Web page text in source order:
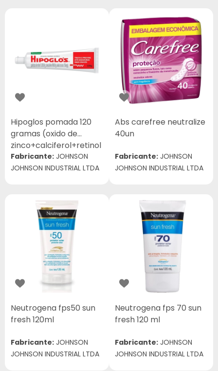
Hipoglos pomada 120
gramas (oxido de
zinco+calciferol+retinol
)
Fabricante: JOHNSON
JOHNSON INDUSTRIAL LTDA
Abs carefree neutralize
40un
Fabricante: JOHNSON
JOHNSON INDUSTRIAL LTDA
Neutrogena fps50 sun
fresh 120ml
Fabricante: JOHNSON
JOHNSON INDUSTRIAL LTDA
Neutrogena fps 70 sun
fresh 120 ml
Fabricante: JOHNSON
JOHNSON INDUSTRIAL LTDA